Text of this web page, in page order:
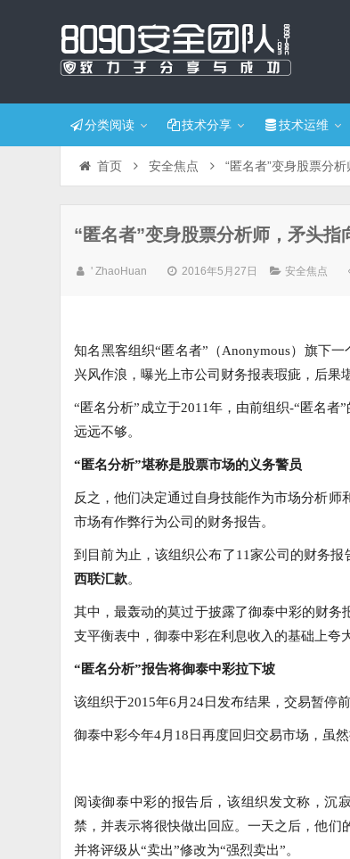
分类阅读 技术分享 技术运维
首页 安全焦点 “匿名者”变身股票分
“匿名者”变身股票分析师，矛头指
' ZhaoHuan 2016年5月27日 安全焦点
知名黑客组织“匿名者”（Anonymous）旗下
兴风作浪，曝光上市公司财务报表瑕疵，后果
“匿名分析”成立于2011年，由前组织-“匿名
远远不够。
“匿名分析”堪称是股票市场的义务警员
反之，他们决定通过自身技能作为市场分析
市场有作弊行为公司的财务报告。
到目前为止，该组织公布了11家公司的财务
西联汇款。
其中，最轰动的莫过于披露了御泰中彩的财务
支平衡表中，御泰中彩在利息收入的基础上夸
“匿名分析”报告将御泰中彩拉下坡
该组织于2015年6月24日发布结果，交易暂停
御泰中彩今年4月18日再度回归交易市场，虽
阅读御泰中彩的报告后，该组织发文称，沉
禁，并表示将很快做出回应。一天之后，他们
并将评级从“卖出”修改为“强烈卖出”。